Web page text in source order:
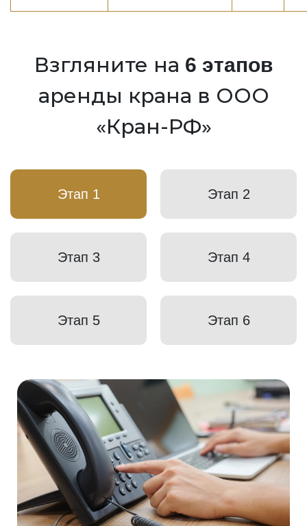
Взгляните на 6 этапов
аренды крана в ООО
«Кран-РФ»
Этап 1 Этап 2
Этап 3 Этап 4
Этап 5 Этап 6